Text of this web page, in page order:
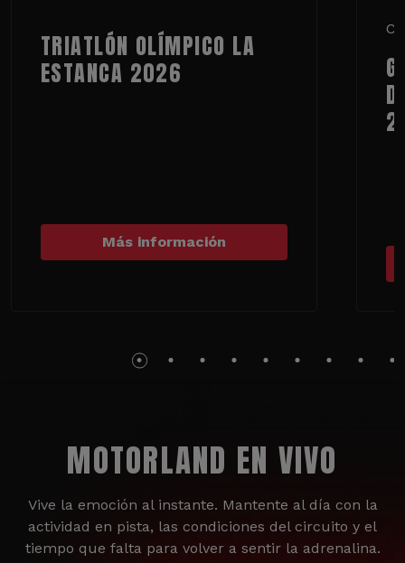
TRIATLÓN OLÍMPICO LA
ESTANCA 2026
Más información
MOTORLAND EN VIVO
Vive la emoción al instante. Mantente al día con la
actividad en pista, las condiciones del circuito y el
tiempo que falta para volver a sentir la adrenalina.